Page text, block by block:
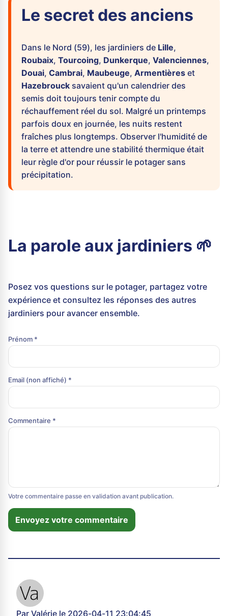
Le secret des anciens
Dans le Nord (59), les jardiniers de Lille,
Roubaix, Tourcoing, Dunkerque, Valenciennes,
Douai, Cambrai, Maubeuge, Armentières et
Hazebrouck savaient qu'un calendrier des
semis doit toujours tenir compte du
réchauffement réel du sol. Malgré un printemps
parfois doux en journée, les nuits restent
fraîches plus longtemps. Observer l'humidité de
la terre et attendre une stabilité thermique était
leur règle d'or pour réussir le potager sans
précipitation.
La parole aux jardiniers 🌱
Posez vos questions sur le potager, partagez votre
expérience et consultez les réponses des autres
jardiniers pour avancer ensemble.
Prénom *
Email (non affiché) *
Commentaire *
Votre commentaire passe en validation avant publication.
Envoyez votre commentaire
Par Valérie le 2026-04-11 23:04:45